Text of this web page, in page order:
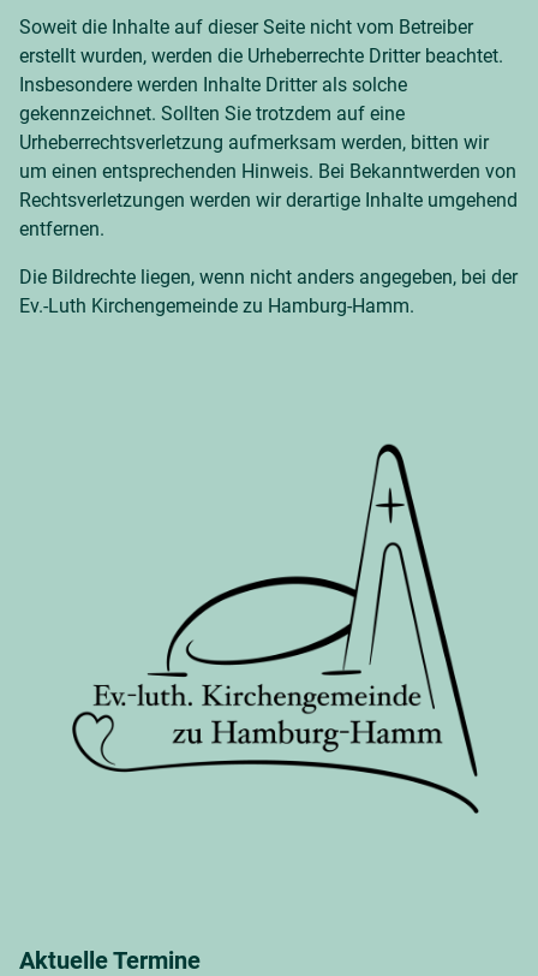
Soweit die Inhalte auf dieser Seite nicht vom Betreiber
erstellt wurden, werden die Urheberrechte Dritter beachtet.
Insbesondere werden Inhalte Dritter als solche
gekennzeichnet. Sollten Sie trotzdem auf eine
Urheberrechtsverletzung aufmerksam werden, bitten wir
um einen entsprechenden Hinweis. Bei Bekanntwerden von
Rechtsverletzungen werden wir derartige Inhalte umgehend
entfernen.
Die Bildrechte liegen, wenn nicht anders angegeben, bei der
Ev.-Luth Kirchengemeinde zu Hamburg-Hamm.
Aktuelle Termine